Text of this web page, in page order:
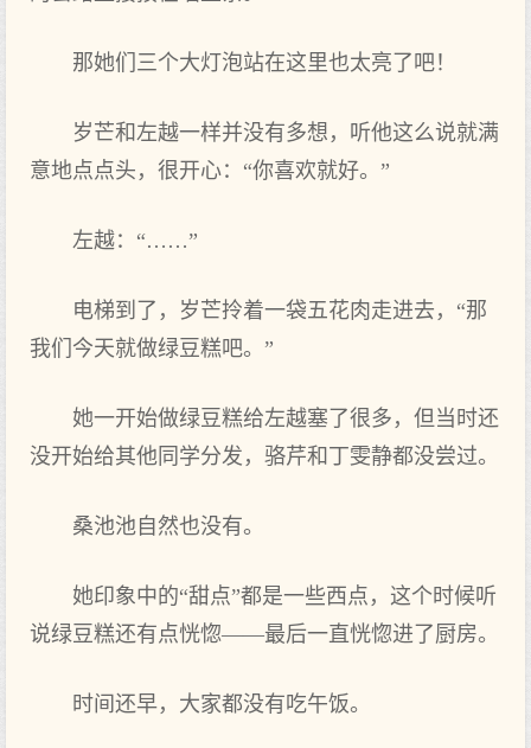
那她们三个大灯泡站在这里也太亮了吧！
岁芒和左越一样并没有多想，听他这么说就满
意地点点头，很开心：“你喜欢就好。”
左越：“……”
电梯到了，岁芒拎着一袋五花肉走进去，“那
我们今天就做绿豆糕吧。”
她一开始做绿豆糕给左越塞了很多，但当时还
没开始给其他同学分发，骆芹和丁雯静都没尝过。
桑池池自然也没有。
她印象中的“甜点”都是一些西点，这个时候听
说绿豆糕还有点恍惚——最后一直恍惚进了厨房。
时间还早，大家都没有吃午饭。